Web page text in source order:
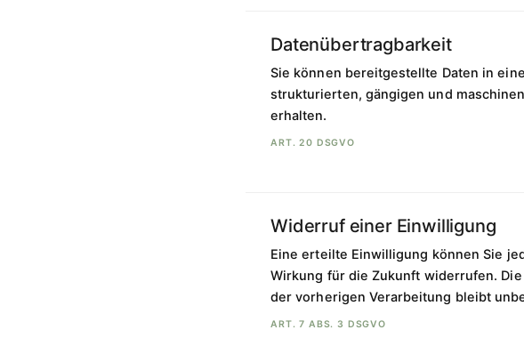
Datenübertragbarkeit
Sie können bereitgestellte Daten in
strukturierten, gängigen und
erhalten.
ART. 20 DSGVO
Widerruf einer Einwilligung
Eine erteilte Einwilligung können Sie
Wirkung für die Zukunft widerrufen.
der vorherigen Verarbeitung bleibt
ART. 7 ABS. 3 DSGVO